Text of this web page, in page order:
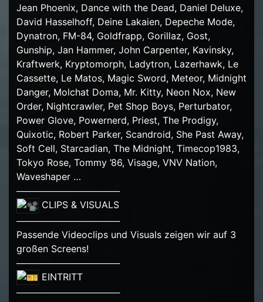
Jean Phoenix, Dance with the Dead, Daniel Deluxe,
David Hasselhoff, Deine Lakaien, Depeche Mode,
Dynatron, FM-84, Goldfrapp, Gorillaz, Gost,
Gunship, Jan Hammer, John Carpenter, Kavinsky,
Kraftwerk, Kryptomorph, Ladytron, Lazerhawk, Le
Cassette, Le Matos, Magic Sword, Meteor, Midnight
Danger, Molchat Doma, Mr. Kitty, Neon Nox, New
Order, Nightcrawler, Pet Shop Boys, Perturbator,
Power Glove, Powernerd, Priest, The Prodigy,
Quixotic, Robert Parker, Scandroid, She Past Away,
Soft Cell, Starcadian, The Midnight, Timecop1983,
Tokyo Rose, Tommy ’86, Visage, VNV Nation,
Waveshaper …
────────────────
CLIPS & VISUALS
────────────────
Passende Videoclips und Visuals zeigen wir auf 3
großen Screens!
────────────────
EINTRITT
────────────────